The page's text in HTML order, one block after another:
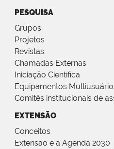
PESQUISA
Grupos
Projetos
Revistas
Chamadas Externas
Iniciação Científica
Equipamentos
Comitês institucionais de
EXTENSÃO
Conceitos
Extensão e a Agenda 2030